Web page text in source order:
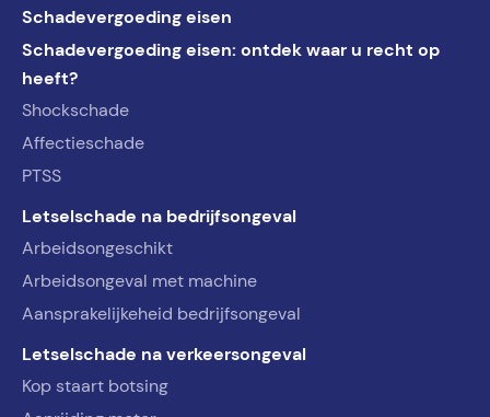
Schadevergoeding eisen
Schadevergoeding eisen: ontdek waar u recht op
heeft?
Shockschade
Affectieschade
PTSS
Letselschade na bedrijfsongeval
Arbeidsongeschikt
Arbeidsongeval met machine
Aansprakelijkeheid bedrijfsongeval
Letselschade na verkeersongeval
Kop staart botsing